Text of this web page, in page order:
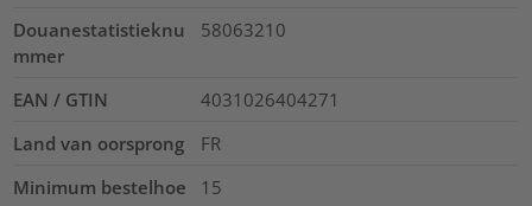
Douanestatistieknu
mmer
58063210
EAN / GTIN
4031026404271
Land van oorsprong
FR
Minimum bestelhoe
15